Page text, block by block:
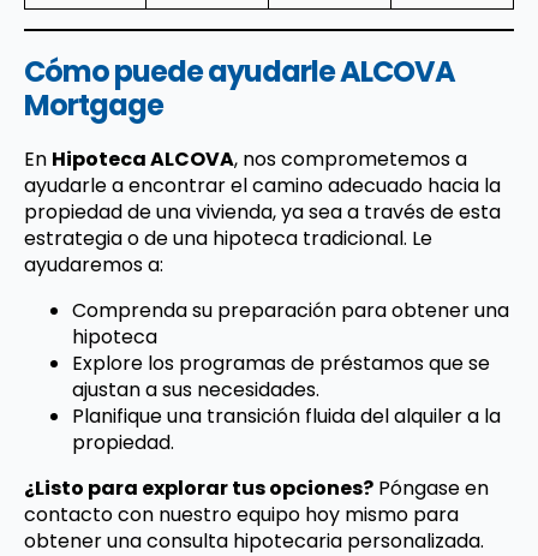
Cómo puede ayudarle ALCOVA
Mortgage
En Hipoteca ALCOVA, nos comprometemos a
ayudarle a encontrar el camino adecuado hacia la
propiedad de una vivienda, ya sea a través de esta
estrategia o de una hipoteca tradicional. Le
ayudaremos a:
Comprenda su preparación para obtener una
hipoteca
Explore los programas de préstamos que se
ajustan a sus necesidades.
Planifique una transición fluida del alquiler a la
propiedad.
¿Listo para explorar tus opciones? Póngase en
contacto con nuestro equipo hoy mismo para
obtener una consulta hipotecaria personalizada.